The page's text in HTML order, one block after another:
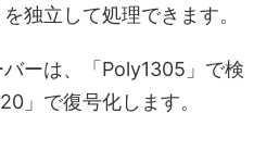
独立して処理できます。
ーは、「Poly1305」で検
」で復号化します。